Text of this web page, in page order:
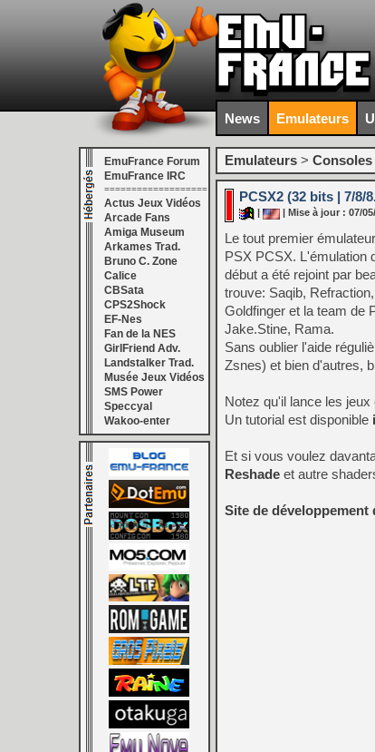
News Emulateurs
EmuFrance Forum
EmuFrance IRC
===================
Actus Jeux Vidéos
Arcade Fans
Amiga Museum
Arkames Trad.
Bruno C. Zone
Calice
CBSata
CPS2Shock
EF-Nes
Fan de la NES
GirlFriend Adv.
Landstalker Trad.
Musée Jeux Vidéos
SMS Power
Speccyal
Wakoo-enter
Emulateurs >
PCSX2 (32 bits | 7/8/
| Mise à jour : 07/
Le tout premier
PSX PCSX. L'émulation
début a été rejoint par
trouve: Saqib,
Goldfinger et la team de
Jake.Stine, Rama.
Sans oublier l'aide
Zsnes) et bien d'autres,
Notez qu'il lance les
Un tutorial est disponible
Et si vous voulez
Reshade et autre
Site de développement